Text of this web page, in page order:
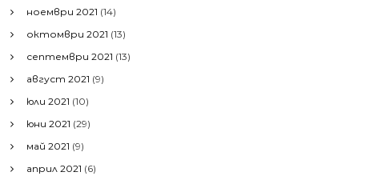
ноември 2021 (14)
октомври 2021 (13)
септември 2021 (13)
август 2021 (9)
юли 2021 (10)
юни 2021 (29)
май 2021 (9)
април 2021 (6)